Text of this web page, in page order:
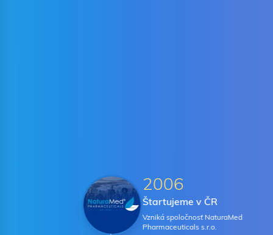
2006
Štartujeme v ČR
Vzniká spoločnosť NaturaMed
Pharmaceuticals s.r.o.